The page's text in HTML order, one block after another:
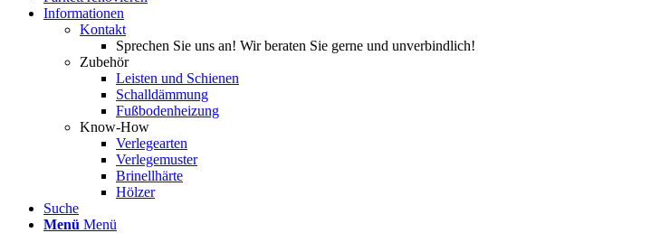
Informationen
Kontakt
Sprechen Sie uns an! Wir beraten Sie gerne und unverbindlich!
Zubehör
Leisten und Schienen
Schalldämmung
Fußbodenheizung
Know-How
Verlegearten
Verlegemuster
Brinellhärte
Hölzer
Suche
Menü Menü